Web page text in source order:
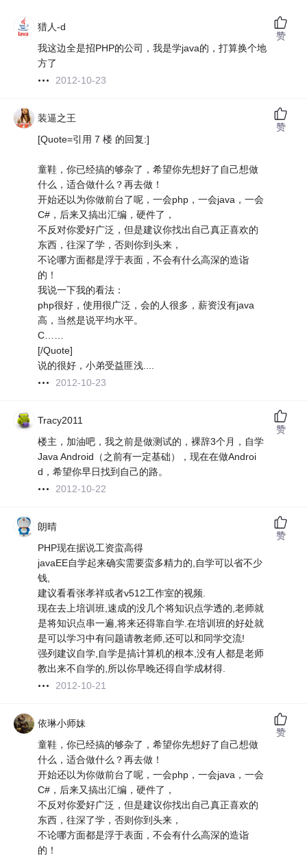
猎人-d
我这边全是招PHP的公司，我是学java的，打算换个地
方了
2012-10-23
赞
装逼之王
[Quote=引用 7 楼 的回复:]
童鞋，你已经搞的够杂了，希望你先想好了自己想做
什么，适合做什么？再去做！
开始还以为你做前台了呢，一会php，一会java，一会
C#，后来又搞出汇编，硬件了，
不反对你爱好广泛，但是建议你找出自己真正喜欢的
东西，往深了学，否则你到头来，
不论哪方面都是浮于表面，不会有什么高深的造诣
的！
我说一下我的看法：
php很好，使用很广泛，会的人很多，薪资没有java
高，当然是说平均水平。
C……
[/Quote]
说的很好，小弟受益匪浅....
2012-10-23
赞
Tracy2011
楼主，加油吧，我之前是做测试的，裸辞3个月，自学
Java Android（之前有一定基础），现在在做Androi
d，希望你早日找到自己的路。
2012-10-22
赞
朗晴
PHP现在据说工资蛮高得
javaEE自学起来确实需要蛮多精力的,自学可以省不少
钱,
建议看看张孝祥或者v512工作室的视频.
现在去上培训班,速成的没几个将知识点学透的,老师就
是将知识点串一遍,将来还得靠自学.在培训班的好处就
是可以学习中有问题请教老师,还可以和同学交流!
强列建议自学,自学是搞计算机的根本,没有人都是老师
教出来不自学的,所以你早晚还得自学成材得.
2012-10-21
赞
依琳小师妹
童鞋，你已经搞的够杂了，希望你先想好了自己想做
什么，适合做什么？再去做！
开始还以为你做前台了呢，一会php，一会java，一会
C#，后来又搞出汇编，硬件了，
不反对你爱好广泛，但是建议你找出自己真正喜欢的
东西，往深了学，否则你到头来，
不论哪方面都是浮于表面，不会有什么高深的造诣
的！
赞